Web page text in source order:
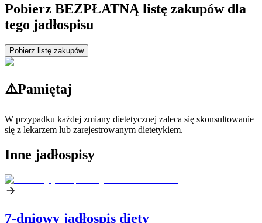
Pobierz BEZPŁATNĄ listę zakupów dla
tego jadłospisu
Pobierz listę zakupów
⚠️Pamiętaj
W przypadku każdej zmiany dietetycznej zaleca się skonsultowanie
się z lekarzem lub zarejestrowanym dietetykiem.
Inne jadłospisy
7-dniowy jadłospis diety